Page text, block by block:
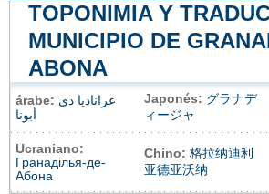
TOPONIMIA Y
MUNICIPIO DE
ABONA
árabe: غراناديا دي
أبونا
Japonés: グラナデ
ィージャ
Ucraniano:
Гранаділья-де-
Абона
Chino: 格拉纳迪利
亚德亚沃纳